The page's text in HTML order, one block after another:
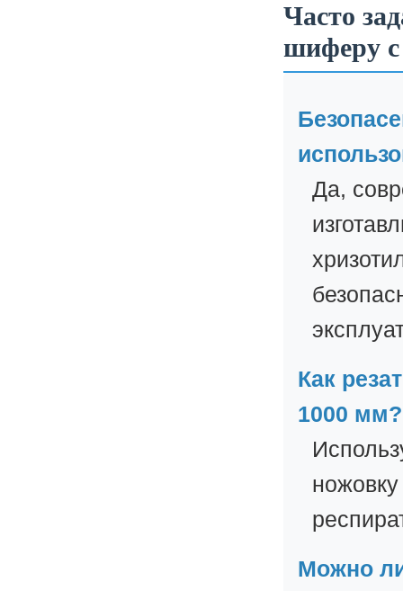
Часто
шиферу с
Да,
Как
1000 мм?
Можно